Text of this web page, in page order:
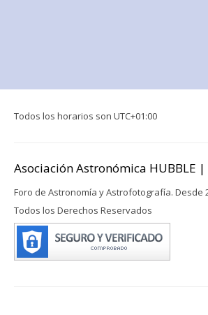
Todos los horarios son UTC+01:00
Asociación Astronómica HUBBLE |
Foro de Astronomía y Astrofotografía. Desde
Todos los Derechos Reservados